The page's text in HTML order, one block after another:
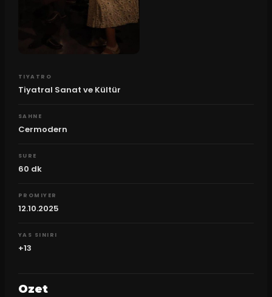
TIYATRO
Tiyatral Sanat ve Kültür
SAHNE
Cermodern
SURE
60 dk
PROMIYER
12.10.2025
YAS SINIRI
+13
Ozet